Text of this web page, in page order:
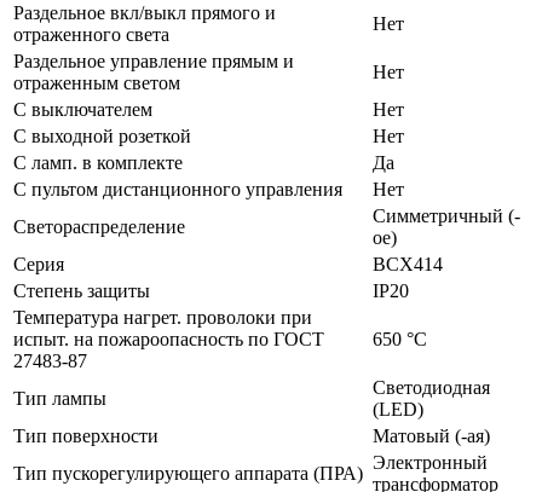
Раздельное вкл/выкл прямого и
отраженного света
Нет
Раздельное управление прямым и
отраженным светом
Нет
С выключателем
Нет
С выходной розеткой
Нет
С ламп. в комплекте
Да
С пультом дистанционного управления
Нет
Светораспределение
Симметричный (-
ое)
Серия
BCX414
Степень защиты
IP20
Температура нагрет. проволоки при
испыт. на пожароопасность по ГОСТ
27483-87
650 °C
Тип лампы
Светодиодная
(LED)
Тип поверхности
Матовый (-ая)
Тип пускорегулирующего аппарата (ПРА)
Электронный
трансформатор